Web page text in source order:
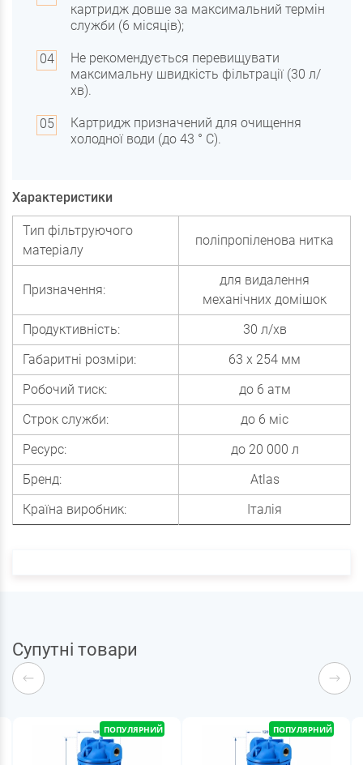
картридж довше за максимальний термін
служби (6 місяців);
Не рекомендується перевищувати
максимальну швидкість фільтрації (30 л/
хв).
Картридж призначений для очищення
холодної води (до 43 ° С).
Характеристики
Тип фільтруючого
матеріалу
поліпропіленова нитка
Призначення:
для видалення
механічних домішок
Продуктивність:
30 л/хв
Габаритні розміри:
63 х 254 мм
Робочий тиск:
до 6 атм
Строк служби:
до 6 міс
Ресурс:
до 20 000 л
Бренд:
Atlas
Країна виробник:
Італія
Супутні товари
ПОПУЛЯРНИЙ ПОПУЛЯРНИЙ